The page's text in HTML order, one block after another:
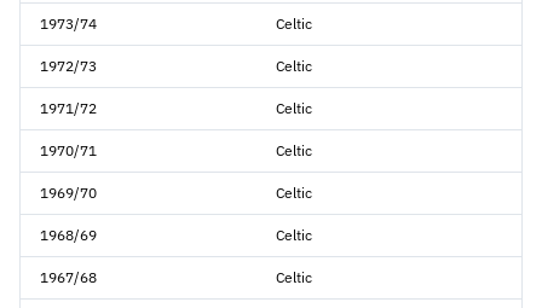
1973/74 Celtic
1972/73 Celtic
1971/72 Celtic
1970/71 Celtic
1969/70 Celtic
1968/69 Celtic
1967/68 Celtic